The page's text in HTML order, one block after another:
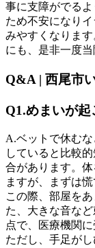
事に支障がでる
ため不安になり
みやすくなりま
にも、是非一度当
Q&A | 西尾市
Q1.めまいが
A.ベットで休む
していると比較
合があります。
ますが、まずは
この際、部屋を
た、大きな音な
点で、医療機関に
ただし、手足が